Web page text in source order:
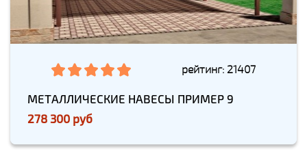
рейтинг: 21407
МЕТАЛЛИЧЕСКИЕ НАВЕСЫ ПРИМЕР 9
278 300 руб